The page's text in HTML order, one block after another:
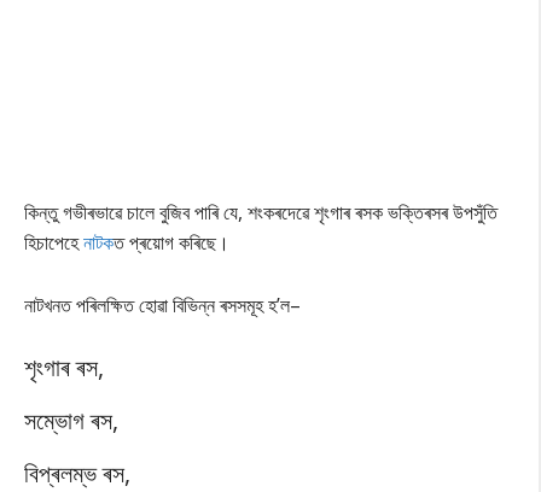
কিন্তু গভীৰভাৱে চালে বুজিব পাৰি যে, শংকৰদেৱে শৃংগাৰ ৰসক ভক্তিৰসৰ উপসুঁতি
হিচাপেহেনাটকত প্ৰয়োগ কৰিছে।
নাটখনত পৰিলক্ষিত হোৱা বিভিন্ন ৰসসমূহ হ’ল–
শৃংগাৰ ৰস,
সম্ভোগ ৰস,
বিপ্ৰলম্ভ ৰস,